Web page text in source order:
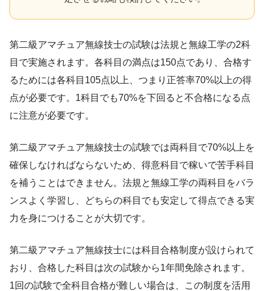
第二級アマチュア無線技士の試験は法規と無線工学の2科
目で実施されます。各科目の満点は150点であり、合格す
るためには各科目105点以上、つまり正答率70%以上の得
点が必要です。1科目でも70%を下回ると不合格になる点
に注意が必要です。
第二級アマチュア無線技士の試験では両科目で70%以上を
確保しなければならないため、得意科目で稼いで苦手科目
を補うことはできません。法規と無線工学の両科目をバラ
ンスよく学習し、どちらの科目でも安定して得点できる実
力を身につけることが大切です。
第二級アマチュア無線技士には科目合格制度が設けられて
おり、合格した科目は次の試験から1年間免除されます。
1回の試験で全科目合格が難しい場合は、この制度を活用